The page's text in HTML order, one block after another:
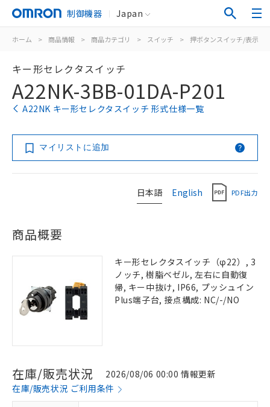
制御機器 Japan
ホーム > 商品情報 > 商品カテゴリ > スイッチ > 押ボタンスイッチ/表示灯
キー形セレクタスイッチ
A22NK-3BB-01DA-P201
A22NK キー形セレクタスイッチ 形式仕様一覧
マイリストに追加
日本語 English PDF出力
商品概要
キー形セレクタスイッチ（φ22）, 3
ノッチ, 樹脂ベゼル, 左右に自動復
帰, キー中抜け, IP66, プッシュイン
Plus端子台, 接点構成: NC/-/NO
在庫/販売状況
2026/08/06 00:00 情報更新
在庫/販売状況 ご利用条件